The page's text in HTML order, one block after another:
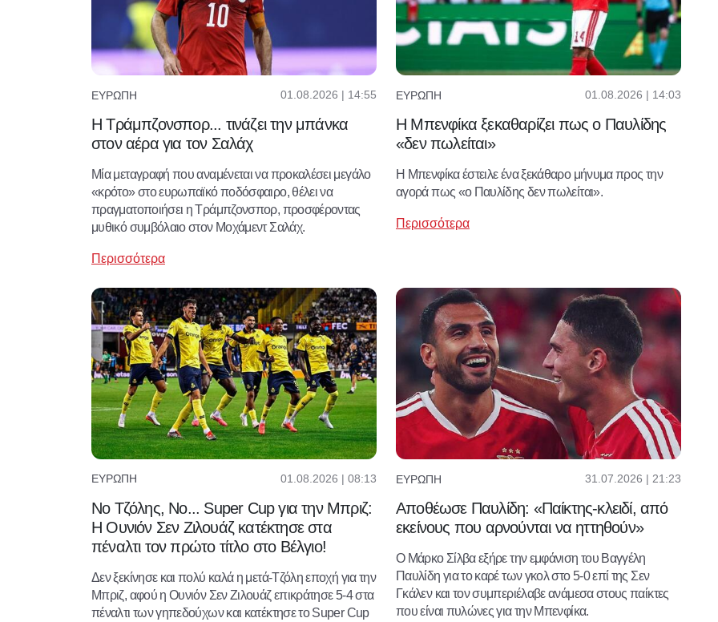
ΕΥΡΏΠΗ 01.08.2026 | 14:55
Η Τράμπζονσπορ... τινάζει την μπάνκα
στον αέρα για τον Σαλάχ
Μία μεταγραφή που αναμένεται να προκαλέσει μεγάλο
«κρότο» στο ευρωπαϊκό ποδόσφαιρο, θέλει να
πραγματοποιήσει η Τράμπζονσπορ, προσφέροντας
μυθικό συμβόλαιο στον Μοχάμεντ Σαλάχ.
Περισσότερα
ΕΥΡΏΠΗ 01.08.2026 | 14:03
Η Μπενφίκα ξεκαθαρίζει πως ο Παυλίδης
«δεν πωλείται»
Η Μπενφίκα έστειλε ένα ξεκάθαρο μήνυμα προς την
αγορά πως «ο Παυλίδης δεν πωλείται».
Περισσότερα
ΕΥΡΏΠΗ 01.08.2026 | 08:13
No Τζόλης, No... Super Cup για την Μπριζ:
Η Ουνιόν Σεν Ζιλουάζ κατέκτησε στα
πέναλτι τον πρώτο τίτλο στο Βέλγιο!
Δεν ξεκίνησε και πολύ καλά η μετά-Τζόλη εποχή για την
Μπριζ, αφού η Ουνιόν Σεν Ζιλουάζ επικράτησε 5-4 στα
πέναλτι των γηπεδούχων και κατέκτησε το Super Cup
ΕΥΡΏΠΗ 31.07.2026 | 21:23
Αποθέωσε Παυλίδη: «Παίκτης-κλειδί, από
εκείνους που αρνούνται να ηττηθούν»
Ο Μάρκο Σίλβα εξήρε την εμφάνιση του Βαγγέλη
Παυλίδη για το καρέ των γκολ στο 5-0 επί της Σεν
Γκάλεν και τον συμπεριέλαβε ανάμεσα στους παίκτες
που είναι πυλώνες για την Μπενφίκα.